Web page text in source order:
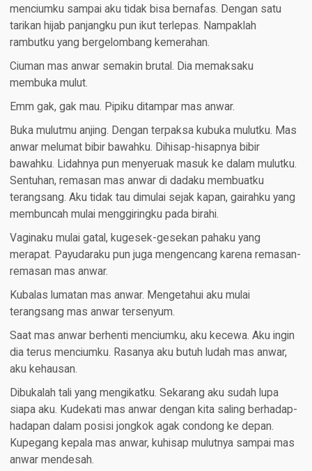
menciumku sampai aku tidak bisa bernafas. Dengan satu
tarikan hijab panjangku pun ikut terlepas. Nampaklah
rambutku yang bergelombang kemerahan.
Ciuman mas anwar semakin brutal. Dia memaksaku
membuka mulut.
Emm gak, gak mau. Pipiku ditampar mas anwar.
Buka mulutmu anjing. Dengan terpaksa kubuka mulutku. Mas
anwar melumat bibir bawahku. Dihisap-hisapnya bibir
bawahku. Lidahnya pun menyeruak masuk ke dalam mulutku.
Sentuhan, remasan mas anwar di dadaku membuatku
terangsang. Aku tidak tau dimulai sejak kapan, gairahku yang
membuncah mulai menggiringku pada birahi.
Vaginaku mulai gatal, kugesek-gesekan pahaku yang
merapat. Payudaraku pun juga mengencang karena remasan-
remasan mas anwar.
Kubalas lumatan mas anwar. Mengetahui aku mulai
terangsang mas anwar tersenyum.
Saat mas anwar berhenti menciumku, aku kecewa. Aku ingin
dia terus menciumku. Rasanya aku butuh ludah mas anwar,
aku kehausan.
Dibukalah tali yang mengikatku. Sekarang aku sudah lupa
siapa aku. Kudekati mas anwar dengan kita saling berhadap-
hadapan dalam posisi jongkok agak condong ke depan.
Kupegang kepala mas anwar, kuhisap mulutnya sampai mas
anwar mendesah.